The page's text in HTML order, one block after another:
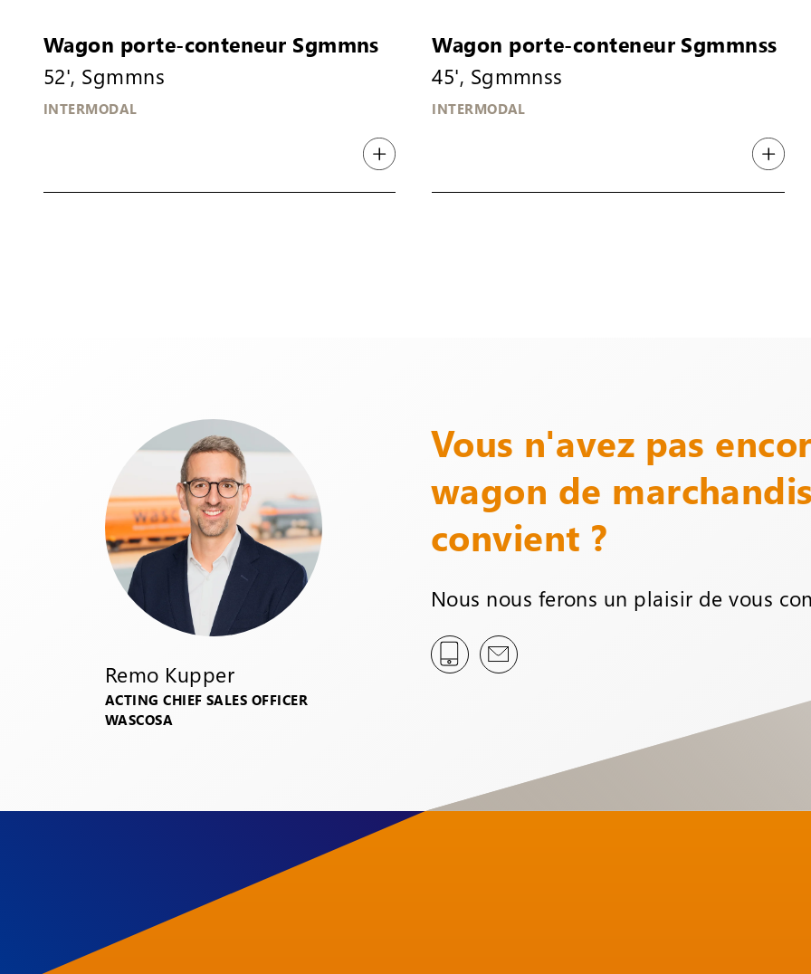
Wagon porte-conteneur Sgmmns
52', Sgmmns
INTERMODAL
Wagon porte-conteneur Sgmmnss
45', Sgmmnss
INTERMODAL
Remo Kupper
ACTING CHIEF SALES OFFICER
WASCOSA
Vous n'avez pas
wagon de
convient ?
Nous nous ferons un plaisir de vous